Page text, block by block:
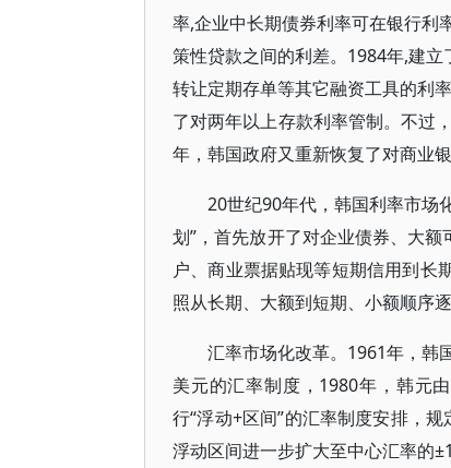
率,企业中长期债券利率可在银行利
策性贷款之间的利差。1984年,建
转让定期存单等其它融资工具的利
了对两年以上存款利率管制。不过
年，韩国政府又重新恢复了对商业
20世纪90年代，韩国利率市场
划”，首先放开了对企业债券、大
户、商业票据贴现等短期信用到长
照从长期、大额到短期、小额顺序
汇率市场化改革。1961年，韩
美元的汇率制度，1980年，韩元
行“浮动+区间”的汇率制度安排，
浮动区间进一步扩大至中心汇率的